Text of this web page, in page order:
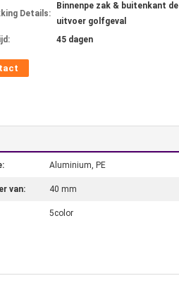
Details:
Binnenpe zak & buitenkant de
uitvoer golfgeval
45 dagen
Aluminium, PE
van: 40 mm
5color